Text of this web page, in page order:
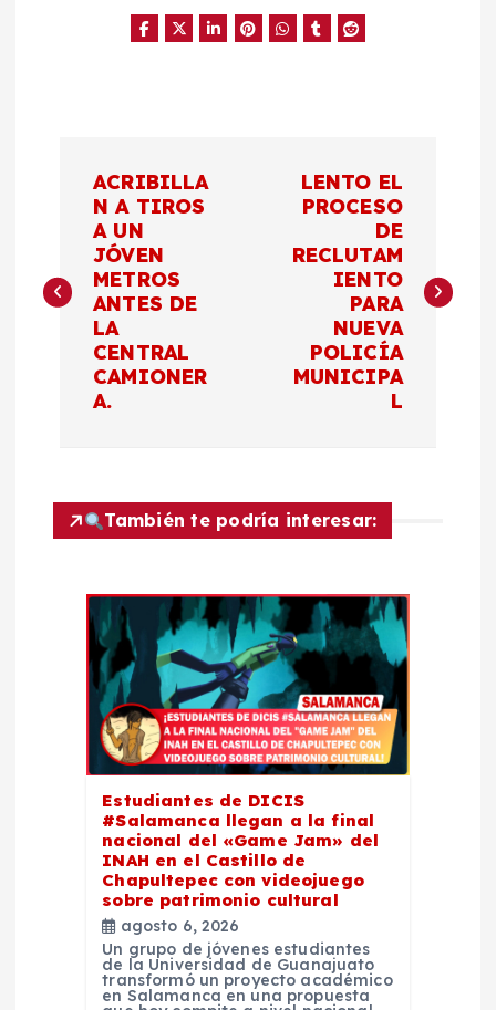
v
e
c
ACRIBILLA
N A TIROS
A UN
JÓVEN
METROS
ANTES DE
LA
CENTRAL
CAMIONER
A.
LENTO EL
PROCESO
DE
RECLUTAM
IENTO
PARA
NUEVA
POLICÍA
MUNICIPA
L
También te podría interesar:
Estudiantes de DICIS
#Salamanca llegan a la final
nacional del «Game Jam» del
INAH en el Castillo de
Chapultepec con videojuego
sobre patrimonio cultural
agosto 6, 2026
Un grupo de jóvenes estudiantes
de la Universidad de Guanajuato
transformó un proyecto académico
en Salamanca en una propuesta